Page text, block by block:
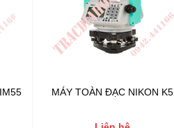
MÁY TOÀN ĐẠC NIKON K5